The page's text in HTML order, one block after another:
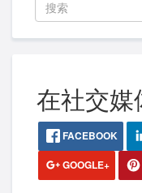
在社交媒
FACEBOOK
GOOGLE+